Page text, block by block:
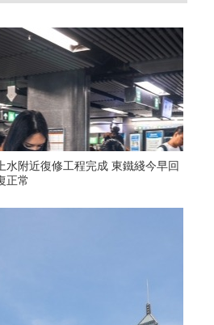
水附近復修工程完成 東鐵綫今早回
正常